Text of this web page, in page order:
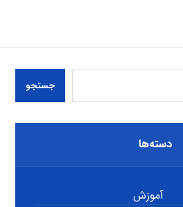
جستجو
دسته‌ها
آموزش